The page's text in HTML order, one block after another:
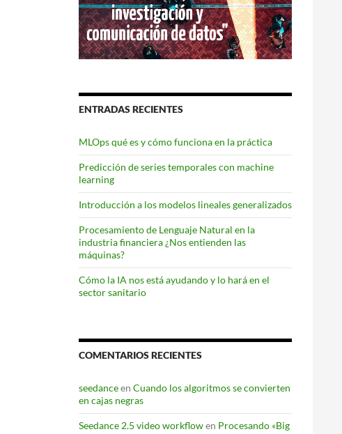
ENTRADAS RECIENTES
MLOps qué es y cómo funciona en la práctica
Predicción de series temporales con machine
learning
Introducción a los modelos lineales generalizados
Procesamiento de Lenguaje Natural en la
industria financiera ¿Nos entienden las
máquinas?
Cómo la IA nos está ayudando y lo hará en el
sector sanitario
COMENTARIOS RECIENTES
seedanceen Cuando los algoritmos se convierten
en cajas negras
Seedance 2.5 video workflowen Procesando «Big